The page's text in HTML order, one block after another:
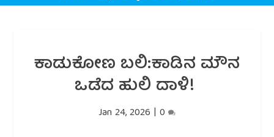
ಕಾಡುಕೋಣ ಬಲಿ:ಕಾಡಿನ ಮೌನ
ಒಡೆದ ಹುಲಿ ದಾಳಿ!
Jan 24, 2026 | 0